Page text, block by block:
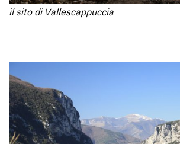
il sito di Vallescappuccia